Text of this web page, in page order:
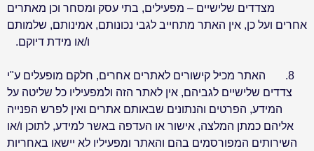
מצדדים שלישיים – מפעילים, בתי עסק ומסחר וכן מאתרים
אחרים ועל כן, אין האתר מתחייב לגבי נכונותם, אמינותם, שלמותם
ו/או מידת דיוקם.
8.
האתר מכיל קישורים לאתרים אחרים, חלקם מופעלים ע"י
צדדים שלישיים לגביהם, אין לאתר הזה ולמפעיליו כל שליטה על
המידע, הפרטים והנתונים שבאותם אתרים ואין לפרש הפנייה
אליהם כמתן המלצה, אישור או העדפה באשר למידע, לתוכן ו/או
השירותים המפורסמים בהם והאתר ומפעיליו לא יישאו באחריות